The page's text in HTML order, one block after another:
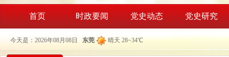
首页 时政要闻 党史动态 党史研究
今天是：2026年08月08日 东莞 晴天 28~34℃